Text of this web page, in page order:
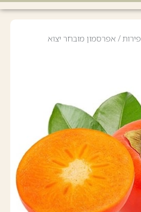
פירות/ אפרסמון מובחר יצוא